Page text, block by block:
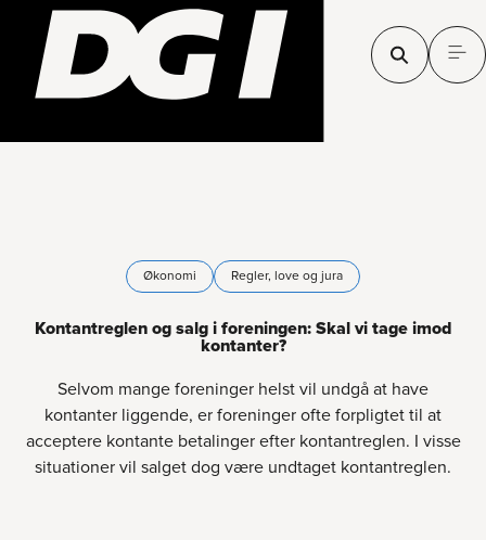
Økonomi Regler, love og jura
Kontantreglen og salg i foreningen: Skal vi tage imod
kontanter?
Selvom mange foreninger helst vil undgå at have
kontanter liggende, er foreninger ofte forpligtet til at
acceptere kontante betalinger efter kontantreglen. I visse
situationer vil salget dog være undtaget kontantreglen.